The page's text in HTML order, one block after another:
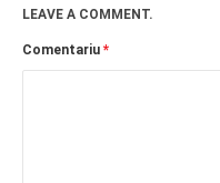
PRIETENI APROPIATI
Victor Sosea – Designer
LEAVE A COMMENT.
Comentariu *